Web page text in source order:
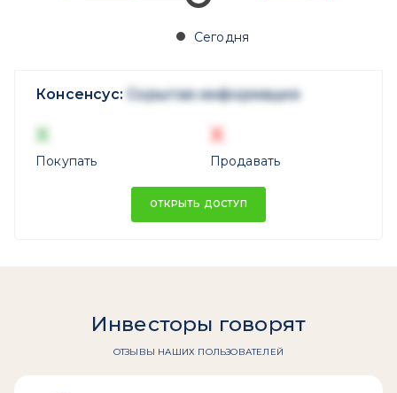
Сегодня
Консенсус: Скрытая информация
X
Покупать
X
Продавать
ОТКРЫТЬ ДОСТУП
Инвесторы говорят
ОТЗЫВЫ НАШИХ ПОЛЬЗОВАТЕЛЕЙ